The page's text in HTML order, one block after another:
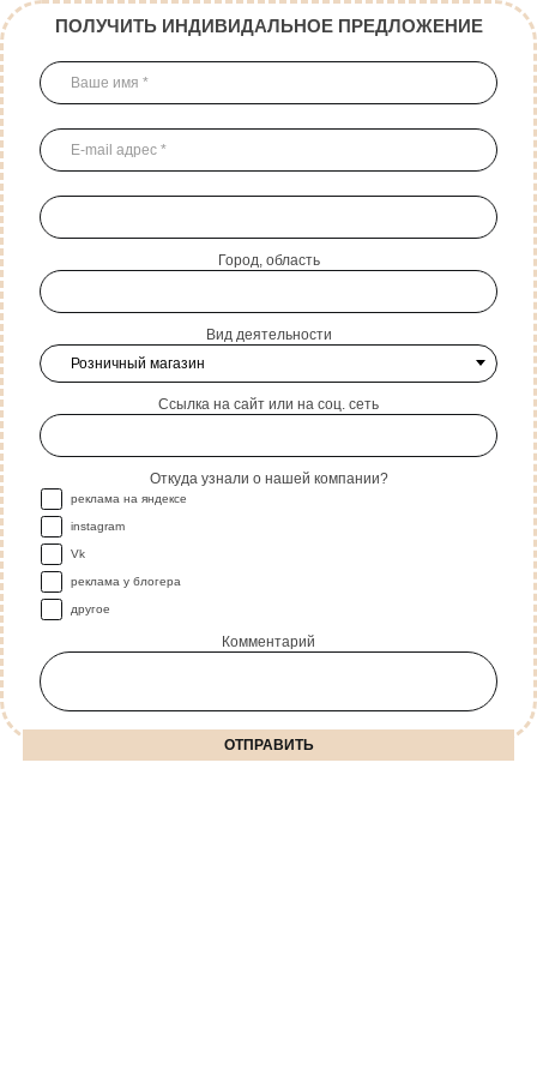
ПОЛУЧИТЬ ИНДИВИДАЛЬНОЕ ПРЕДЛОЖЕНИЕ
Город, область
Вид деятельности
Ссылка на сайт или на соц. сеть
Откуда узнали о нашей компании?
реклама на яндексе
instagram
Vk
реклама у блогера
другое
Комментарий
ОТПРАВИТЬ